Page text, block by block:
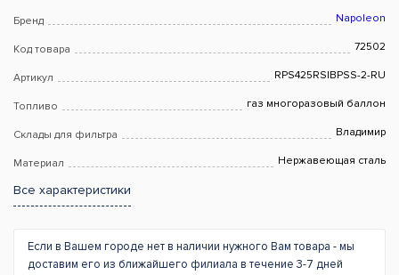
Бренд Napoleon
Код товара 72502
Артикул RPS425RSIBPSS-2-RU
Топливо газ многоразовый баллон
Склады для фильтра Владимир
Материал Нержавеющая сталь
Все характеристики
Если в Вашем городе нет в наличии нужного Вам товара - мы
доставим его из ближайшего филиала в течение 3-7 дней